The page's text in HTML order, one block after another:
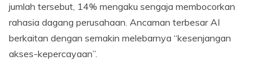
jumlah tersebut, 14% mengaku sengaja membocorkan
rahasia dagang perusahaan. Ancaman terbesar AI
berkaitan dengan semakin melebarnya “kesenjangan
akses-kepercayaan”.